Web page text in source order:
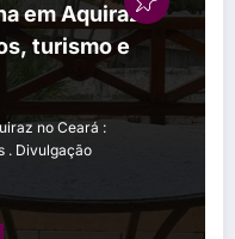
em Aquiraz
turismo e
no Ceará :
. Divulgação